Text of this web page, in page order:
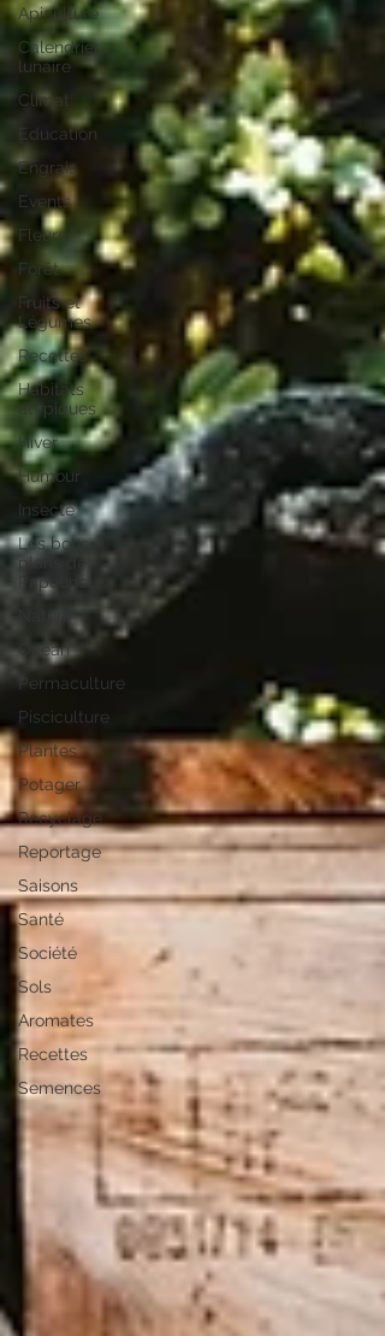
Apiculture
Calendrier
lunaire
Climat
Education
Engrais
Events
Fleurs
Forêt
Fruits et
Légumes
Recettes
Habitats
atypiques
Hiver
Humour
Insecte
Les bons
plans de
Papounet
Océan
Permaculture
Pisciculture
Plantes
Potager
Recyclage
Reportage
Saisons
Santé
Société
Sols
Aromates
Recettes
Semences